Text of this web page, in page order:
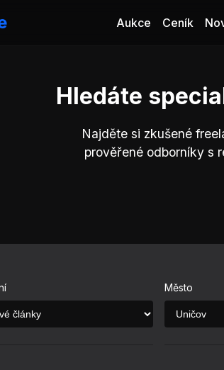
Aukce Ceník
Hledáte
Najděte si zkušené
prověřené odborníky s
Město